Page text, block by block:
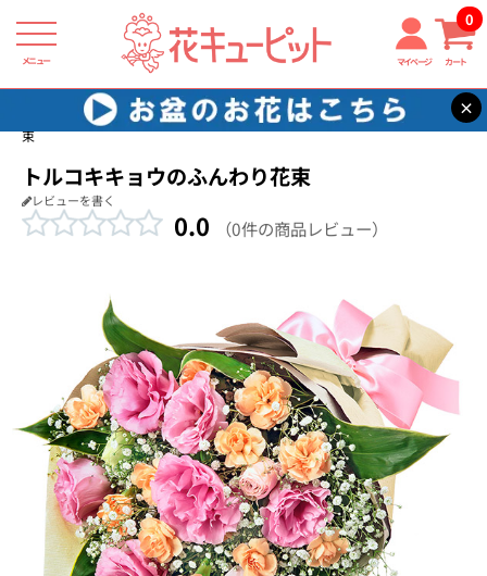
メニュー マイページ カート
0
×
花キューピット 結婚祝い
【結婚祝い】トルコキキョウのふんわり花
束
トルコキキョウのふんわり花束
レビューを書く
0.0 （0件の商品レビュー）